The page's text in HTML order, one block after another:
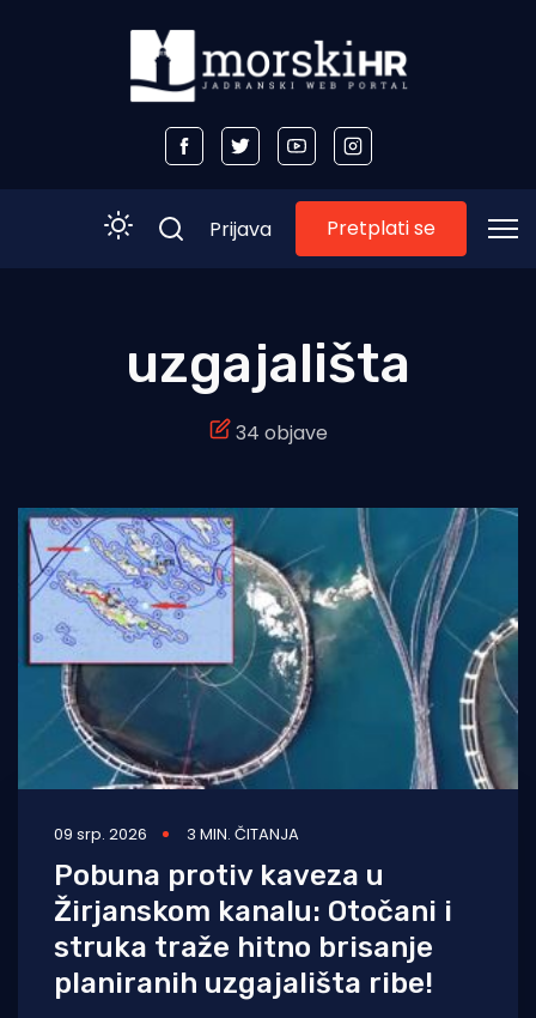
Morski plus
Otoci
Turizam i nautika
Pomorstvo
Ribolov
Ekologija
Tradicija i kultura
Prijava Pretplati se
uzgajališta
34 objave
09 srp. 2026 3 MIN. ČITANJA
Pobuna protiv kaveza u
Žirjanskom kanalu: Otočani i
struka traže hitno brisanje
planiranih uzgajališta ribe!